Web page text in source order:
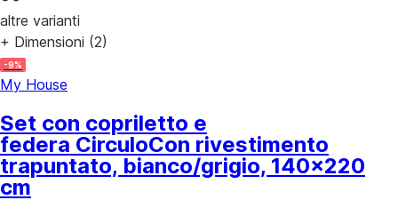
altre varianti
+ Dimensioni (2)
-9%
My House
Set con copriletto e
federa CirculoCon rivestimento
trapuntato, bianco/grigio, 140x220
cm